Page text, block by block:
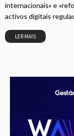
internacionais» e
activos digitais
LER MAIS